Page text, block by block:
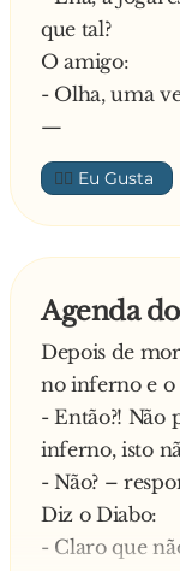
que tal?
O amigo:
- Olha, uma
—
👍🏼
Agenda
Depois de
no inferno e o
- Então?! Não
inferno, isto
- Não? –
Diz o Diabo:
- Claro que